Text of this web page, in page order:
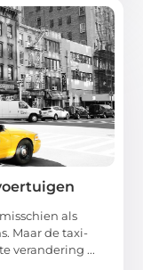
als
Maar de taxi-
verandering ...